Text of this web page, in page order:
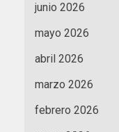
junio 2026
mayo 2026
abril 2026
marzo 2026
febrero 2026